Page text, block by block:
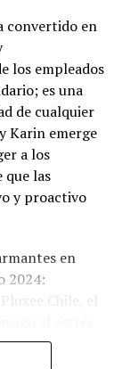
convertido en
los empleados
es una
de cualquier
Karin emerge
a los
que las
y proactivo
en
2024:
Chile, el